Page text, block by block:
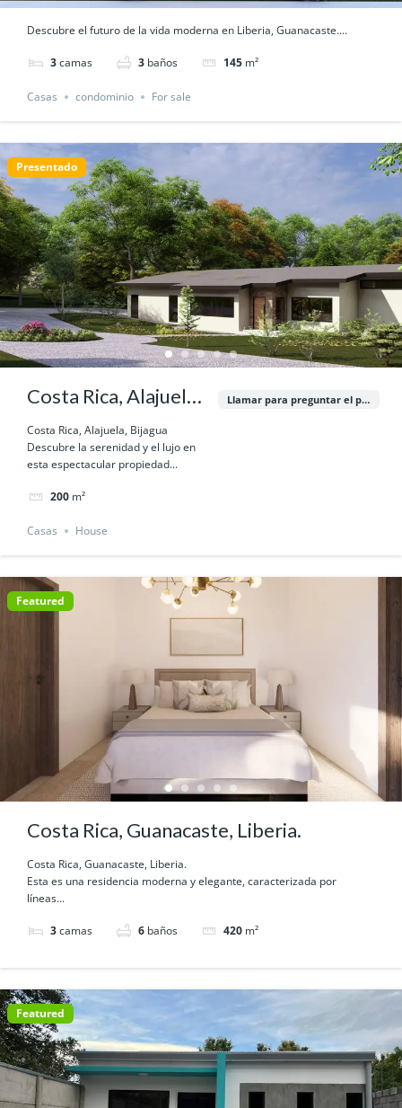
Descubre el futuro de la vida moderna en Liberia, Guanacaste....
3camas 3 baños 145 m²
Casas condominio For sale
Presentado
Costa Rica, Alajuela,
Bijagua
Costa Rica, Alajuela, Bijagua
Descubre la serenidad y el lujo en
esta espectacular propiedad...
200 m²
Llamar para preguntar el precio
Casas House
Featured
Costa Rica, Guanacaste, Liberia.
Costa Rica, Guanacaste, Liberia.
Esta es una residencia moderna y elegante, caracterizada por
líneas...
3camas 6 baños 420 m²
Featured